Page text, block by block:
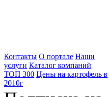
Контакты О портале Наши
услуги Каталог компаний
ТОП 300 Цены на картофель в
2010г